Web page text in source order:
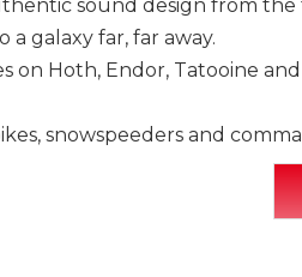
sound design from the
galaxy far, far away.
on Hoth, Endor, Tatooine
snowspeeders and